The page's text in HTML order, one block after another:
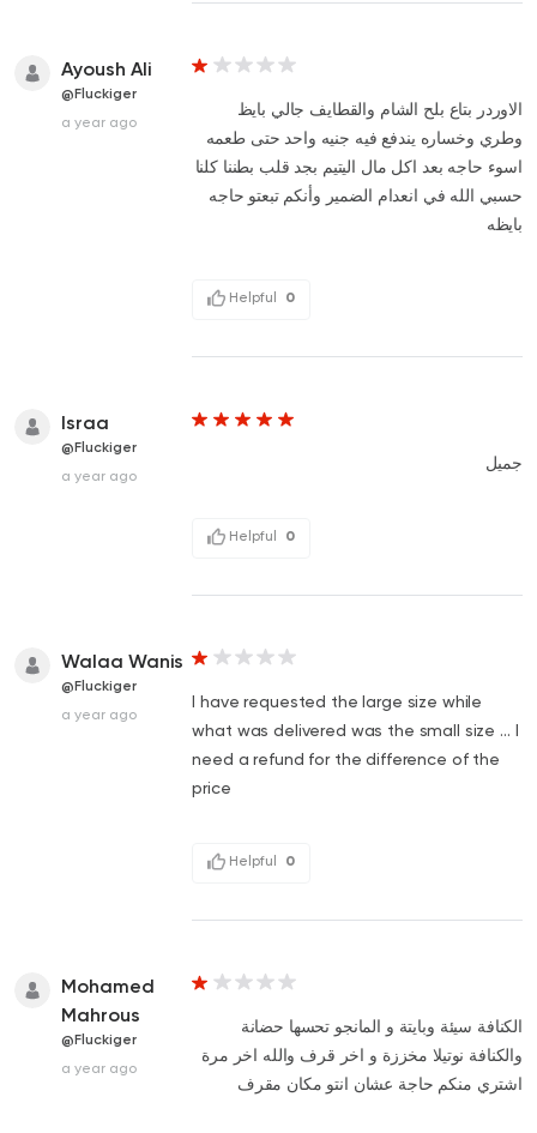
Ayoush Ali
@Fluckiger
a year ago
الاوردر بتاع بلح الشام والقطايف جالي بايظ
وطري وخساره يندفع فيه جنيه واحد حتى طعمه
اسوء حاجه بعد اكل مال اليتيم بجد قلب بطننا كلنا
حسبي الله في انعدام الضمير وأنكم تبعتو حاجه
بايظه
Helpful 0
Israa
@Fluckiger
a year ago
جميل
Helpful 0
Walaa Wanis
@Fluckiger
a year ago
I have requested the large size while
what was delivered was the small size ... I
need a refund for the difference of the
price
Helpful 0
Mohamed
Mahrous
@Fluckiger
a year ago
الكنافة سيئة وبايتة و المانجو تحسها حضانة
والكنافة نوتيلا مخززة و اخر قرف والله اخر مرة
اشتري منكم حاجة عشان انتو مكان مقرف